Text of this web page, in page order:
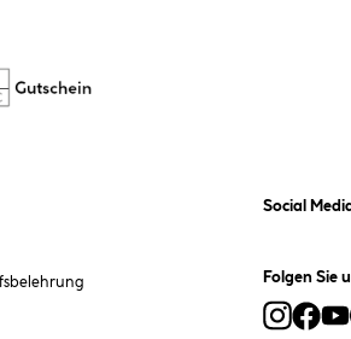
Social
Folgen Sie